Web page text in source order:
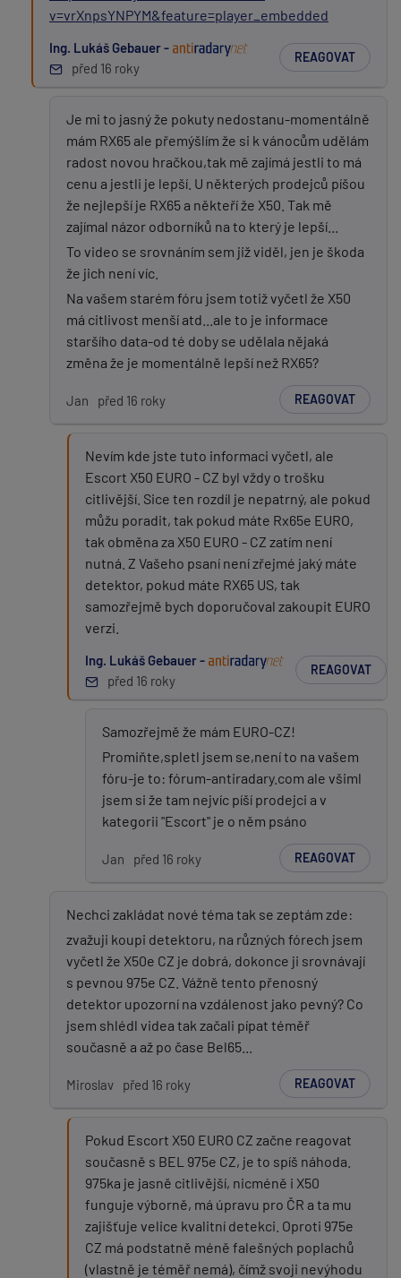
PŘIDAT PŘÍSPĚVEK
v=vrXnpsYNPYM&feature=player_embedded
Ing. Lukáš Gebauer -
před 16 roky
REAGOVAT
Je mi to jasný že pokuty nedostanu-momentálně
mám RX65 ale přemýšlím že si k vánocům udělám
radost novou hračkou,tak mě zajímá jestli to má
cenu a jestli je lepší. U některých prodejců píšou
že nejlepší je RX65 a někteří že X50. Tak mě
zajímal názor odborníků na to který je lepší...
To video se srovnáním sem již viděl, jen je škoda
že jich není víc.
Na vašem starém fóru jsem totiž vyčetl že X50
má citlivost menší atd...ale to je informace
staršího data-od té doby se udělala nějaká
změna že je momentálně lepší než RX65?
Jan před 16 roky REAGOVAT
Nevím kde jste tuto informaci vyčetl, ale
Escort X50 EURO - CZ byl vždy o trošku
citlivější. Sice ten rozdíl je nepatrný, ale pokud
můžu poradit, tak pokud máte Rx65e EURO,
tak obměna za X50 EURO - CZ zatím není
nutná. Z Vašeho psaní není zřejmé jaký máte
detektor, pokud máte RX65 US, tak
samozřejmě bych doporučoval zakoupit EURO
verzi.
Ing. Lukáš Gebauer -
před 16 roky
REAGOVAT
Samozřejmě že mám EURO-CZ!
Promiňte,spletl jsem se,není to na vašem
fóru-je to: fórum-antiradary.com ale všiml
jsem si že tam nejvíc píší prodejci a v
kategorii "Escort" je o něm psáno
Jan před 16 roky REAGOVAT
Nechci zakládat nové téma tak se zeptám zde:
zvažuji koupi detektoru, na různých fórech jsem
vyčetl že X50e CZ je dobrá, dokonce ji srovnávají
s pevnou 975e CZ. Vážně tento přenosný
detektor upozorní na vzdálenost jako pevný? Co
jsem shlédl videa tak začali pípat téměř
současně a až po čase Bel65...
Miroslav před 16 roky REAGOVAT
Pokud Escort X50 EURO CZ začne reagovat
současně s BEL 975e CZ, je to spíš náhoda.
975ka je jasně citlivější, nicméně i X50
funguje výborně, má úpravu pro ČR a ta mu
zajišťuje velice kvalitní detekci. Oproti 975e
CZ má podstatně méně falešných poplachů
(vlastně je téměř nemá), čímž svoji nevýhodu